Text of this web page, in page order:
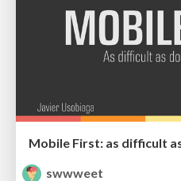
Mobile First: as difficult
swwweet